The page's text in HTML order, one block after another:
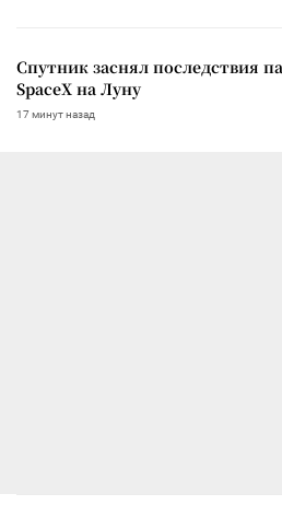
Спутник заснял последствия
SpaceX на Луну
17 минут назад